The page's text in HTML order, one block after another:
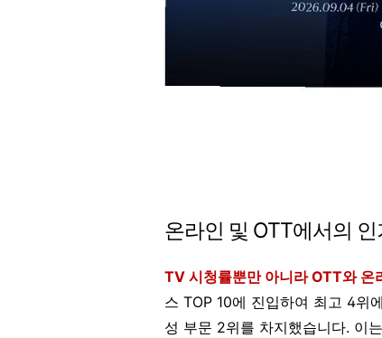
온라인 및 OTT에서의 인
TV 시청률뿐만 아니라 OTT와 온
스 TOP 10에 진입하여 최고 4위
성 부문 2위를 차지했습니다. 이